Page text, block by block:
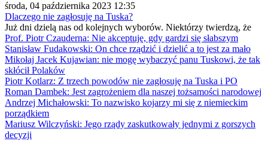
środa, 04 października 2023 12:35
Dlaczego nie zagłosuję na Tuska?
Już dni dzielą nas od kolejnych wyborów. Niektórzy twierdzą, że
Prof. Piotr Czauderna: Nie akceptuję, gdy gardzi się słabszym
Stanisław Fudakowski: On chce rządzić i dzielić a to jest za mało
Mikołaj Jacek Kujawian: nie mogę wybaczyć panu Tuskowi, że tak
skłócił Polaków
Piotr Kotlarz: Z trzech powodów nie zagłosuję na Tuska i PO
Roman Dambek: Jest zagrożeniem dla naszej tożsamości narodowej
Andrzej Michałowski: To nazwisko kojarzy mi się z niemieckim
porządkiem
Mariusz Wilczyński: Jego rządy zaskutkowały jednymi z gorszych
decyzji